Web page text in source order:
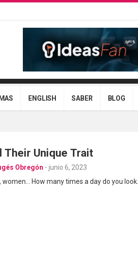
ENGLISH SABER BLOG
Their Unique Trait
Obregón - junio 6, 2023
women… How many times a day do you look…